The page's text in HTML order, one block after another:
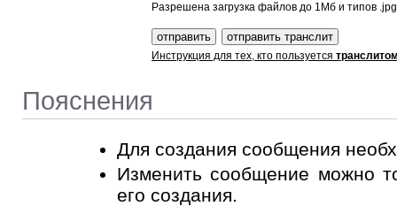
Разрешена загрузка файлов до 1Мб и типов
Инструкция для тех, кто пользуется
Пояснения
Для создания сообщения
Изменить сообщение можно
его создания.